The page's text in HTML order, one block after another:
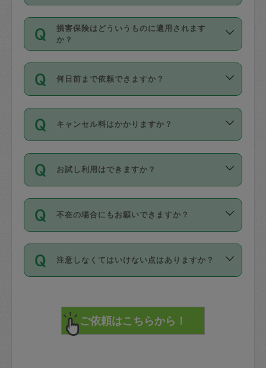
能です。依頼送信後、個別にタスカジさ
んにメッセージを送り調整してくださ
い。ただし、２時間を越えての調整はで
時間も被らない場合、損害保険の対象外
基本的に、高所での作業や危険作業、屋
外での作業は対象外です。
育園や学校の給食やレストランで料理関
係の専門職に従事されていた方、日本で
すでにハウスキーパーや英語の先生とし
てお仕事をしているフィリピン出身の
社員など様々なバックグラウンドの方が
登録しています。
日本語も話せる方など様々です。
ールに記載していますので、各自の得意
を依頼してください。
応募の際に、各自事務局との面接と説明
を行っています。その後、身分証明書の
写真提出をしていただいています。外国
確認しています。タスカジさんトレーニ
ング動画を使ったセルフトレーニングの
現場トライアルを受け、合格したタスカ
ジさんが活動されています。
※テストセンターの講評は１件目のレビュ
参考
【詳細】タスカジさんの登録に際
損害保険はどういうものに適用されます
か？
依頼者とタスカジさんとの間でタスカジ
を通して成立した作業時間内での作業に
適用されます。作業範囲は、掃除、洗
です。作業中に物を壊したり、人にけが
をさせたりした場合が対象で、補償金額
す。
写真を撮り、
詳細FAQ：
損害賠償保険について教えて
何日前まで依頼できますか？
ご依頼は、現在を起点に3日後（72時間
以降）の日時から受付可能となっていま
す。
タスカジさんへ「募集」をかけることが
可能です。
キャンセル料はかかりますか？
キャンセル料には、以下の2種類がありま
す。
1. 直前キャンセル（定期、スポット契約
共通）
72時間を超える※と、以下のキャンセル
料が発生します。
直前キャンセル料：
72時間前〜24時間前＝依頼料金の50%
お試し利用はできますか？
「お試し利用」というメニューはありま
せんが、「一回のみ」依頼を活用するこ
とによって、気に入ったタスカジさんを
まず、条件の合う気になるタスカジさ
みてください。
その後、一番気に入ったタスカジさんに
不在の場合にもお願いできますか？
不在の場合の作業はタスカジさんの同意
が必要です。数回の依頼ののち、タスカ
ジさんと依頼者の間で十分な信頼関係が
てください。
不在時に部屋に入るためにタスカジさん
注意しなくてはいけない点はありますか？
で、必ず鍵のかかるロッカーや金庫に入
れて依頼者の責任の元管理するよう心掛
けてください。